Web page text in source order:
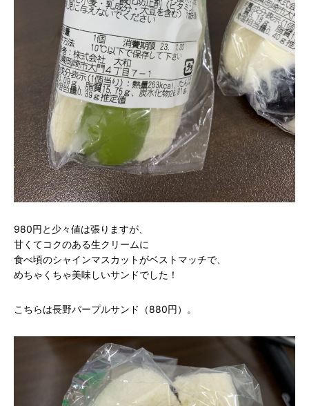
980円と少々値は張りますが、
甘くてコクのある生クリームに
食べ頃のシャインマスカットがベストマッチで、
めちゃくちゃ美味しいサンドでした！
こちらは長野パープルサンド（880円）。